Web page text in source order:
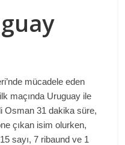
mücadele eden
maçında Uruguay ile
Osman 31 dakika süre,
çıkan isim olurken,
sayı, 7 ribaund ve 1